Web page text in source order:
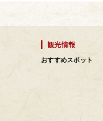
観光情報
おすすめスポット